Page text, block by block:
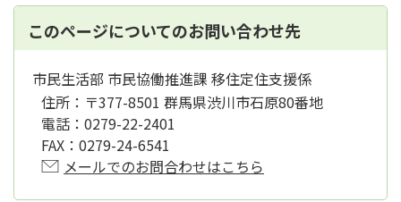
このページについてのお問い合わせ先
市民生活部 市民協働推進課 移住定住支援係
住所： 〒377-8501 群馬県渋川市石原80番地
電話： 0279-22-2401
FAX： 0279-24-6541
メールでのお問合わせはこちら